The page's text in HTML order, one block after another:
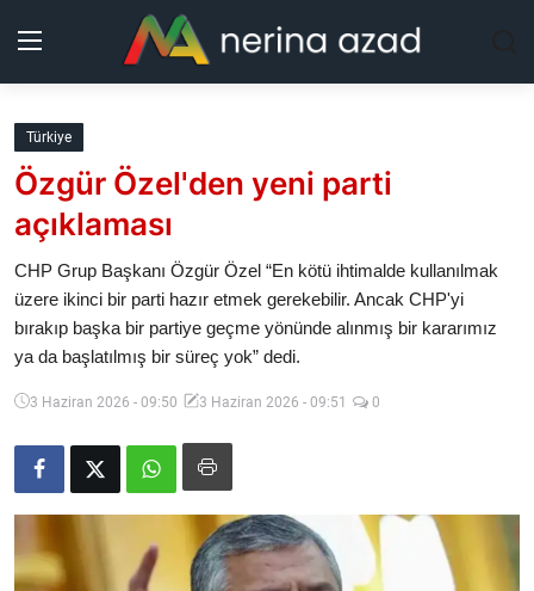
Kurdistan
Bölgeler
Güncel
Analiz
Galeri
Video
Türkiye
Özgür Özel'den yeni parti
açıklaması
CHP Grup Başkanı Özgür Özel “En kötü ihtimalde kullanılmak
üzere ikinci bir parti hazır etmek gerekebilir. Ancak CHP'yi
bırakıp başka bir partiye geçme yönünde alınmış bir kararımız
ya da başlatılmış bir süreç yok” dedi.
3 Haziran 2026 - 09:50 3 Haziran 2026 - 09:51 0